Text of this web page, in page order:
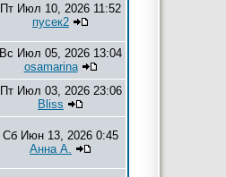
Пт Июл 10, 2026 11:52
пусек2
Вс Июл 05, 2026 13:04
osamarina
Пт Июл 03, 2026 23:06
Bliss
Сб Июн 13, 2026 0:45
Анна А.